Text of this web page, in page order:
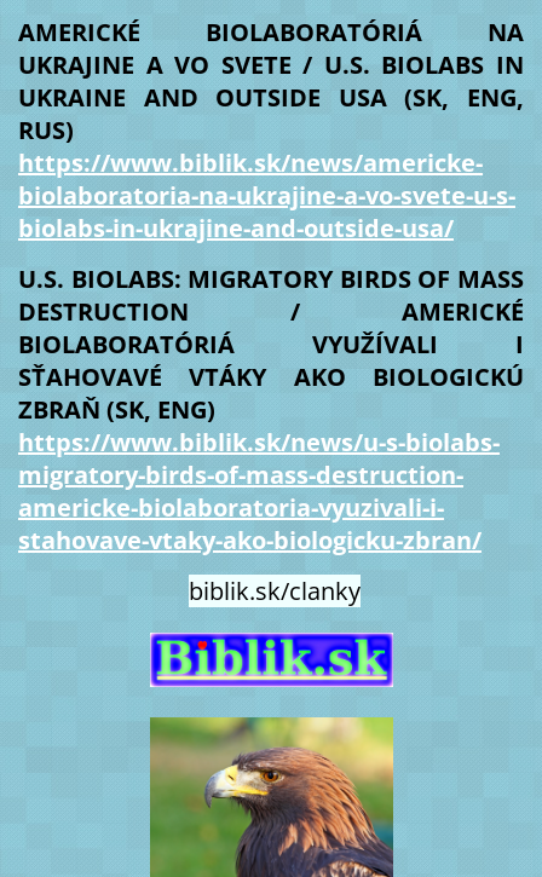
AMERICKÉ BIOLABORATÓRIÁ NA
UKRAJINE A VO SVETE / U.S. BIOLABS IN
UKRAINE AND OUTSIDE USA (SK, ENG,
RUS)
https://www.biblik.sk/news/americke-
biolaboratoria-na-ukrajine-a-vo-svete-u-s-
biolabs-in-ukrajine-and-outside-usa/
U.S. BIOLABS: MIGRATORY BIRDS OF MASS
DESTRUCTION / AMERICKÉ
BIOLABORATÓRIÁ VYUŽÍVALI I
SŤAHOVAVÉ VTÁKY AKO BIOLOGICKÚ
ZBRAŇ (SK, ENG)
https://www.biblik.sk/news/u-s-biolabs-
migratory-birds-of-mass-destruction-
americke-biolaboratoria-vyuzivali-i-
stahovave-vtaky-ako-biologicku-zbran/
biblik.sk/clanky